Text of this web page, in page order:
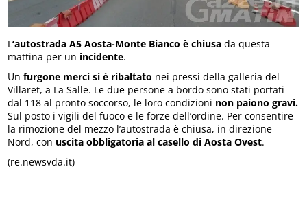
L‘autostrada A5 Aosta-Monte Bianco è chiusa da questa
mattina per un incidente.
Unfurgone merci si è ribaltato nei pressi della galleria del
Villaret, a La Salle. Le due persone a bordo sono stati portati
dal 118 al pronto soccorso, le loro condizioni non paiono gravi.
Sul posto i vigili del fuoco e le forze dell’ordine. Per consentire
la rimozione del mezzo l’autostrada è chiusa, in direzione
Nord, con uscita obbligatoria al casello di Aosta Ovest.
(re.newsvda.it)